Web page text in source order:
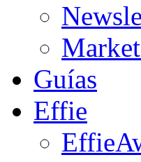
Guías
Effie